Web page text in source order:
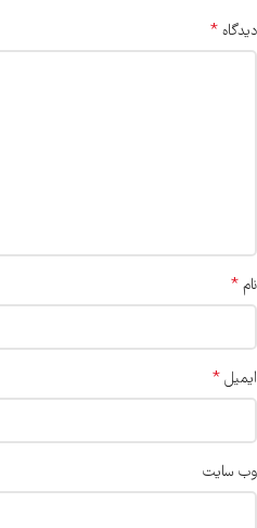
دیدگاه *
نام *
ایمیل *
وب‌ سایت